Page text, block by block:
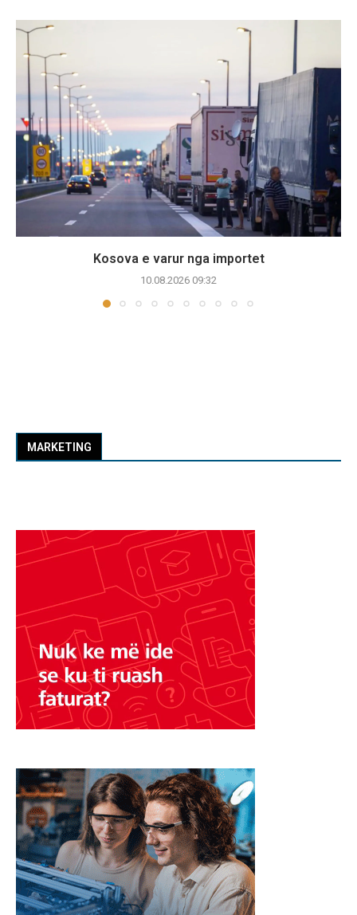
Kosova e varur nga importet
10.08.2026 09:32
MARKETING